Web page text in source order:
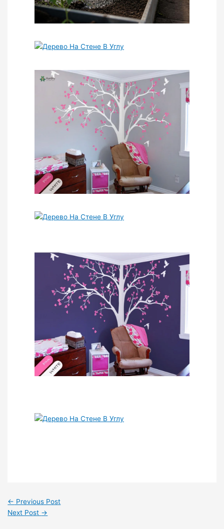
← Previous Post
Next Post →